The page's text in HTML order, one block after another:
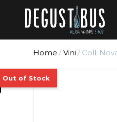
Home /Vini / Colli